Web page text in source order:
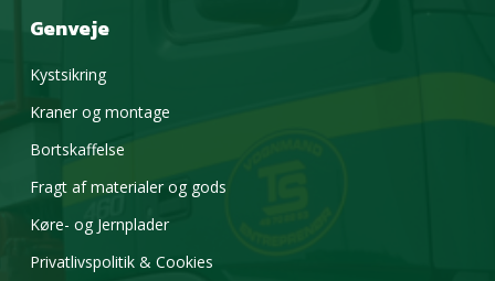
Genveje
Kystsikring
Kraner og montage
Bortskaffelse
Fragt af materialer og gods
Køre- og Jernplader
Privatlivspolitik & Cookies